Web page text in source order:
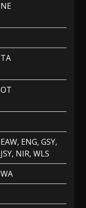
NE
TA
OT
EAW, ENG, GSY,
JSY, NIR, WLS
WA